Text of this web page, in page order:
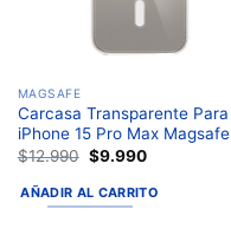
MAGSAFE
Carcasa Transparente Para
iPhone 15 Pro Max Magsafe
$12.990 $9.990
AÑADIR AL CARRITO